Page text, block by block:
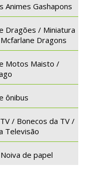
Animes Gashapons
Dragões / Miniatura
Dragons
Motos Maisto /
ônibus
/ Bonecos da TV /
Televisão
de papel